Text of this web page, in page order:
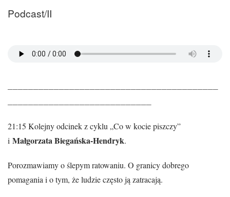
Podcast/II
21:15 Kolejny odcinek z cyklu „Co w kocie piszczy”
i Małgorzata Biegańska-Hendryk.
Porozmawiamy o ślepym ratowaniu. O granicy dobrego
pomagania i o tym, że ludzie często ją zatracają.